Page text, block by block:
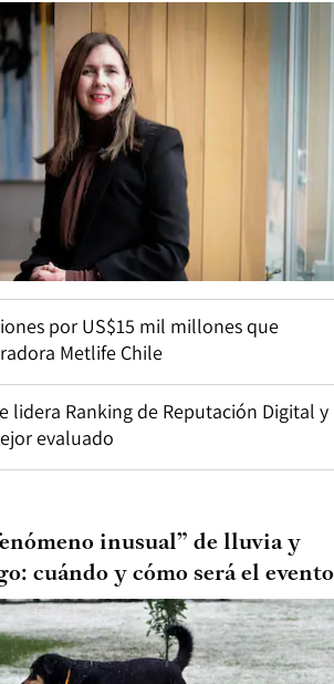
por US$15 mil millones que
Metlife Chile
lidera Ranking de Reputación Digital y
evaluado
inusual” de lluvia y
cuándo y cómo será el evento